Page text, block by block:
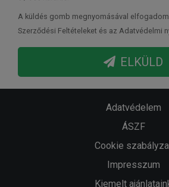
A küldés gomb megnyomásával
Szerződési Feltételeket és az Adatvédelmi
ELKÜLD
Adatvédelem
ÁSZF
Cookie
Impresszum
Kiemelt